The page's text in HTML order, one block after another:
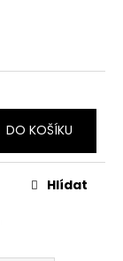
DO KOŠÍKU
Hlídat